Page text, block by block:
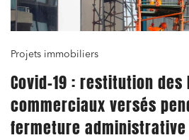
Projets immobiliers
Covid-19 : restitution des
commerciaux versés
fermeture administrative